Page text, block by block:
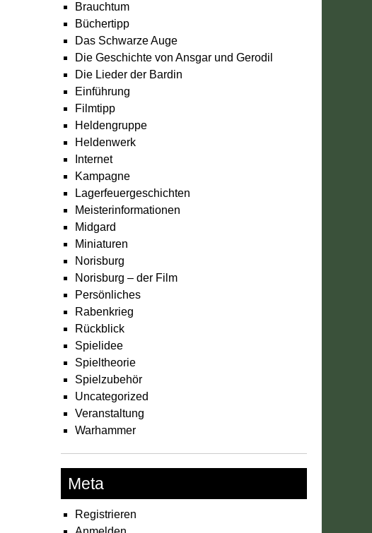
Brauchtum
Büchertipp
Das Schwarze Auge
Die Geschichte von Ansgar und Gerodil
Die Lieder der Bardin
Einführung
Filmtipp
Heldengruppe
Heldenwerk
Internet
Kampagne
Lagerfeuergeschichten
Meisterinformationen
Midgard
Miniaturen
Norisburg
Norisburg – der Film
Persönliches
Rabenkrieg
Rückblick
Spielidee
Spieltheorie
Spielzubehör
Uncategorized
Veranstaltung
Warhammer
Meta
Registrieren